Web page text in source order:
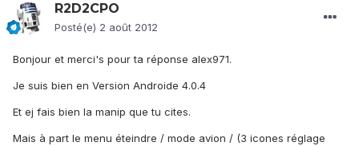
R2D2CPO
Posté(e) 2 août 2012
Bonjour et merci's pour ta réponse alex971.
Je suis bien en Version Androide 4.0.4
Et ej fais bien la manip que tu cites.
Mais à part le menu éteindre / mode avion / (3 icones réglage